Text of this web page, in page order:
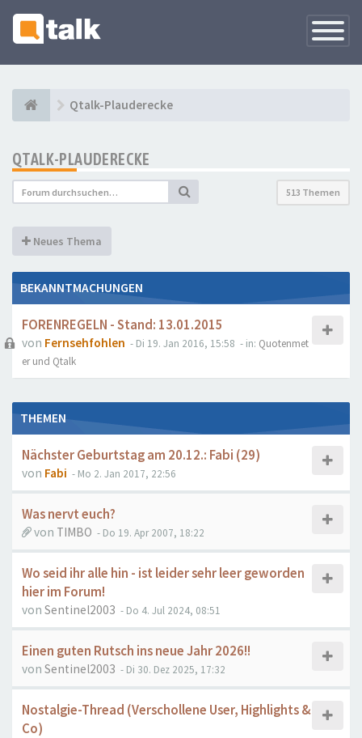
Qtalk-Plauderecke
QTALK-PLAUDERECKE
513 Themen
Neues Thema
BEKANNTMACHUNGEN
FORENREGELN - Stand: 13.01.2015
von Fernsehfohlen - Di 19. Jan 2016, 15:58 - in: Quotenmet
er und Qtalk
THEMEN
Nächster Geburtstag am 20.12.: Fabi (29)
von Fabi - Mo 2. Jan 2017, 22:56
Was nervt euch?
von TIMBO - Do 19. Apr 2007, 18:22
Wo seid ihr alle hin - ist leider sehr leer geworden
hier im Forum!
von Sentinel2003 - Do 4. Jul 2024, 08:51
Einen guten Rutsch ins neue Jahr 2026!!
von Sentinel2003 - Di 30. Dez 2025, 17:32
Nostalgie-Thread (Verschollene User, Highlights &
Co)